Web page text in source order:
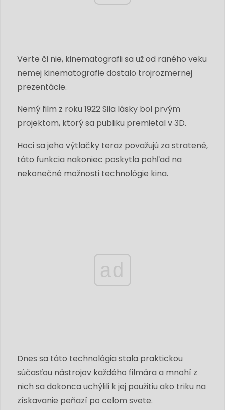
Verte či nie, kinematografii sa už od raného veku
nemej kinematografie dostalo trojrozmernej
prezentácie.
Nemý film z roku 1922 Sila lásky bol prvým
projektom, ktorý sa publiku premietal v 3D.
Hoci sa jeho výtlačky teraz považujú za stratené,
táto funkcia nakoniec poskytla pohľad na
nekonečné možnosti technológie kina.
ad
Dnes sa táto technológia stala praktickou
súčasťou nástrojov každého filmára a mnohí z
nich sa dokonca uchýlili k jej použitiu ako triku na
získavanie peňazí po celom svete.